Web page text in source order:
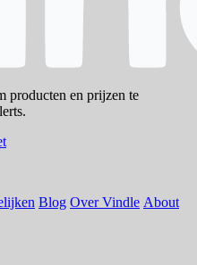
producten en prijzen te
Blog Over Vindle About